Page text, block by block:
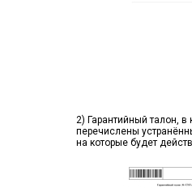
2) Гарантийный талон, в
перечислены
на которые будет